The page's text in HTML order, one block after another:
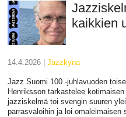
kaikkien
14.4.2026 | jazzkyna
Jazz Suomi 100 -juhlavuoden
Henriksson tarkastelee
jazziskelmä toi svengin suuren
parrasvaloihin ja loi omaleimaisen